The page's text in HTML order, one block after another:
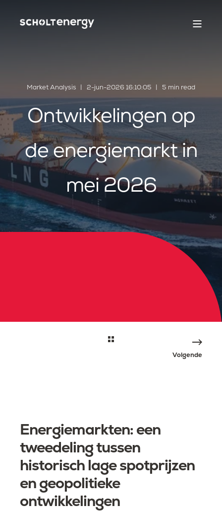
Market Analysis 2-jun-2026 16:10:05 5 min read
Ontwikkelingen op
de energiemarkt in
mei 2026
Volgende
Energiemarkten: een
tweedeling tussen
historisch lage spotprijzen
en geopolitieke
ontwikkelingen